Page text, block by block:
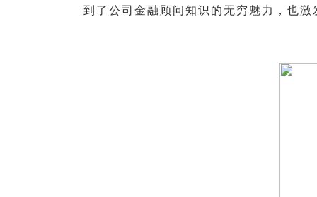
到了公司金融顾问知识的无穷魅力，也